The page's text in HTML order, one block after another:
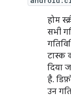
होम
सभी
टास्क
दिया
है.
उन